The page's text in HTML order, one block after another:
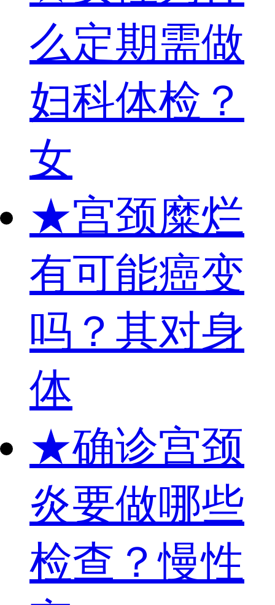
么定期需做
妇科体检？
女
★宫颈糜烂
有可能癌变
吗？其对身
体
★确诊宫颈
炎要做哪些
检查？慢性